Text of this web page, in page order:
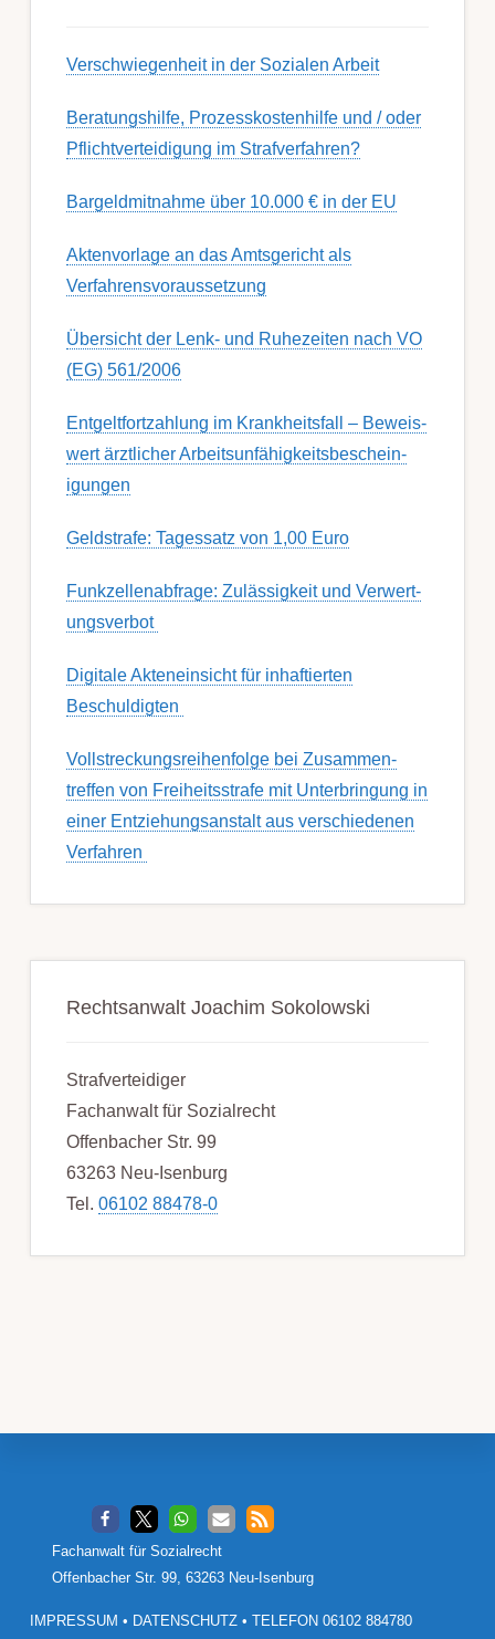
Ver­schwieg­en­heit in der Soz­ial­en Ar­beit
Berat­ungs­hil­fe, Pro­zess­kost­en­hilfe und / oder
Pflicht­ver­teidig­ung im Strafverfahren?
Bargeldmitnahme über 10.000 € in der EU
Aktenvorlage an das Amtsgericht als
Verfahrensvoraussetzung
Übersicht der Lenk- und Ruhezeiten nach VO
(EG) 561/2006
Ent­gelt­fort­zahl­ung im Krank­heits­fall – Be­weis­
wert ärzt­lich­er Ar­beits­un­fähig­keits­be­schein­
igung­en
Geldstrafe: Tagessatz von 1,00 Euro
Funk­zell­en­ab­fra­ge: Zu­lässig­keit und Ver­wert­
ungs­ver­bot
Digitale Akteneinsicht für inhaftierten
Beschuldigten
Voll­streckungs­­­reihenfolge bei Zusamm­­en­
treffen von Frei­heits­strafe mit Unter­bring­ung in
einer Ent­ziehungs­anstalt aus ver­schied­enen
Ver­fahren
Rechtsanwalt Joachim Sokolowski
Strafverteidiger
Fachanwalt für Sozialrecht
Offenbacher Str. 99
63263 Neu-Isenburg
Tel. 06102 88478-0
Footer
Fachanwalt für Sozialrecht
Offenbacher Str. 99, 63263 Neu-Isenburg
IMPRESSUM • DATENSCHUTZ• TELEFON 06102 884780